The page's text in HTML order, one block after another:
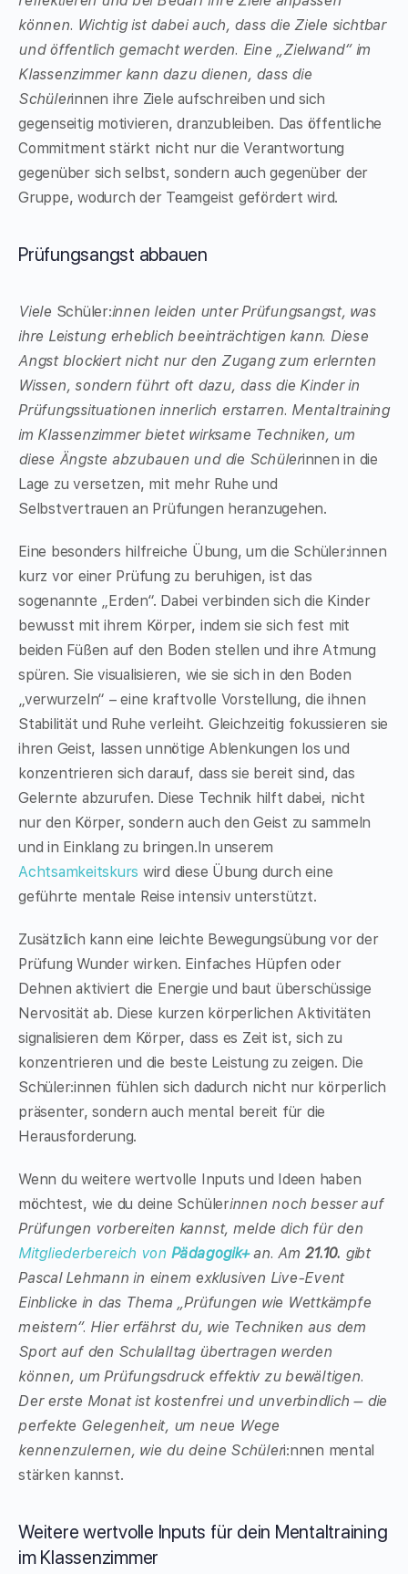
können. Wichtig ist dabei auch, dass die Ziele sichtbar
und öffentlich gemacht werden. Eine „Zielwand“ im
Klassenzimmer kann dazu dienen, dass die
Schülerinnen ihre Ziele aufschreiben und sich
gegenseitig motivieren, dranzubleiben. Das öffentliche
Commitment stärkt nicht nur die Verantwortung
gegenüber sich selbst, sondern auch gegenüber der
Gruppe, wodurch der Teamgeist gefördert wird.
Prüfungsangst abbauen
Viele Schüler:innen leiden unter Prüfungsangst, was
ihre Leistung erheblich beeinträchtigen kann. Diese
Angst blockiert nicht nur den Zugang zum erlernten
Wissen, sondern führt oft dazu, dass die Kinder in
Prüfungssituationen innerlich erstarren. Mentaltraining
im Klassenzimmer bietet wirksame Techniken, um
diese Ängste abzubauen und die Schülerinnen in die
Lage zu versetzen, mit mehr Ruhe und
Selbstvertrauen an Prüfungen heranzugehen.
Eine besonders hilfreiche Übung, um die Schüler:innen
kurz vor einer Prüfung zu beruhigen, ist das
sogenannte „Erden“. Dabei verbinden sich die Kinder
bewusst mit ihrem Körper, indem sie sich fest mit
beiden Füßen auf den Boden stellen und ihre Atmung
spüren. Sie visualisieren, wie sie sich in den Boden
„verwurzeln“ – eine kraftvolle Vorstellung, die ihnen
Stabilität und Ruhe verleiht. Gleichzeitig fokussieren sie
ihren Geist, lassen unnötige Ablenkungen los und
konzentrieren sich darauf, dass sie bereit sind, das
Gelernte abzurufen. Diese Technik hilft dabei, nicht
nur den Körper, sondern auch den Geist zu sammeln
und in Einklang zu bringen.In unserem
Achtsamkeitskurs wird diese Übung durch eine
geführte mentale Reise intensiv unterstützt.
Zusätzlich kann eine leichte Bewegungsübung vor der
Prüfung Wunder wirken. Einfaches Hüpfen oder
Dehnen aktiviert die Energie und baut überschüssige
Nervosität ab. Diese kurzen körperlichen Aktivitäten
signalisieren dem Körper, dass es Zeit ist, sich zu
konzentrieren und die beste Leistung zu zeigen. Die
Schüler:innen fühlen sich dadurch nicht nur körperlich
präsenter, sondern auch mental bereit für die
Herausforderung.
Wenn du weitere wertvolle Inputs und Ideen haben
möchtest, wie du deine Schülerinnen noch besser auf
Prüfungen vorbereiten kannst, melde dich für den
Mitgliederbereich von Pädagogik+an. Am 21.10. gibt
Pascal Lehmann in einem exklusiven Live-Event
Einblicke in das Thema „Prüfungen wie Wettkämpfe
meistern“. Hier erfährst du, wie Techniken aus dem
Sport auf den Schulalltag übertragen werden
können, um Prüfungsdruck effektiv zu bewältigen.
Der erste Monat ist kostenfrei und unverbindlich – die
perfekte Gelegenheit, um neue Wege
kennenzulernen, wie du deine Schüleri:nnen mental
stärken kannst.
Weitere wertvolle Inputs für dein Mentaltraining
im Klassenzimmer